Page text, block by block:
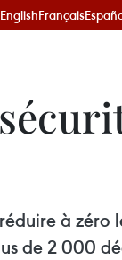
EnglishFrançais
à zéro
de 2 000